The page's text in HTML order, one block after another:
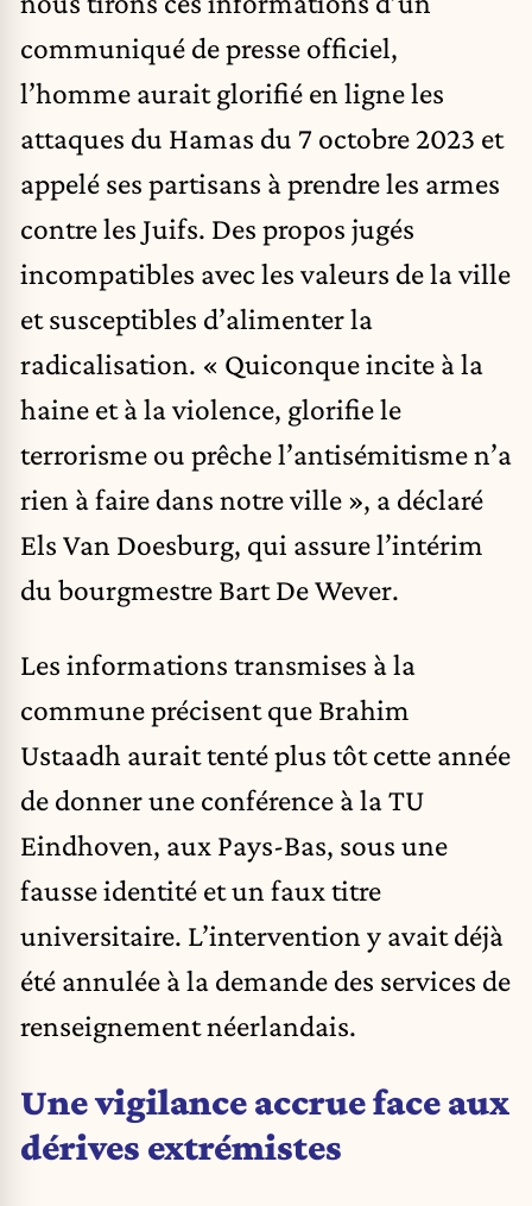
communiqué de presse officiel,
l’homme aurait glorifié en ligne les
attaques du Hamas du 7 octobre 2023 et
appelé ses partisans à prendre les armes
contre les Juifs. Des propos jugés
incompatibles avec les valeurs de la ville
et susceptibles d’alimenter la
radicalisation. « Quiconque incite à la
haine et à la violence, glorifie le
terrorisme ou prêche l’antisémitisme n’a
rien à faire dans notre ville », a déclaré
Els Van Doesburg, qui assure l’intérim
du bourgmestre Bart De Wever.
Les informations transmises à la
commune précisent que Brahim
Ustaadh aurait tenté plus tôt cette année
de donner une conférence à la TU
Eindhoven, aux Pays-Bas, sous une
fausse identité et un faux titre
universitaire. L’intervention y avait déjà
été annulée à la demande des services de
renseignement néerlandais.
Une vigilance accrue face aux
dérives extrémistes